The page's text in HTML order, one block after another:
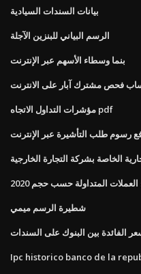
بيانات السندات السيادية
الرسم البياني للبنزين الآجلة
بنما وسطاء الأسهم عبر الإنترنت
مؤشرات التداول الاتجاه pdf
رسوم طلب التأشيرة عبر الإنترنت
الخاصة بشركة التجارة الخارجية
المتداولة حسب حجم 2020
شطيرة الرسم ميمي
الفائدة بين البنوك على السندات
Ipc historico banco de la